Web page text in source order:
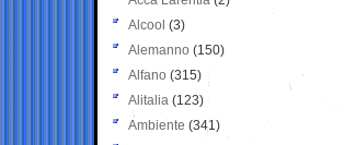
Alcool (3)
Alemanno (150)
Alfano (315)
Alitalia (123)
Ambiente (341)